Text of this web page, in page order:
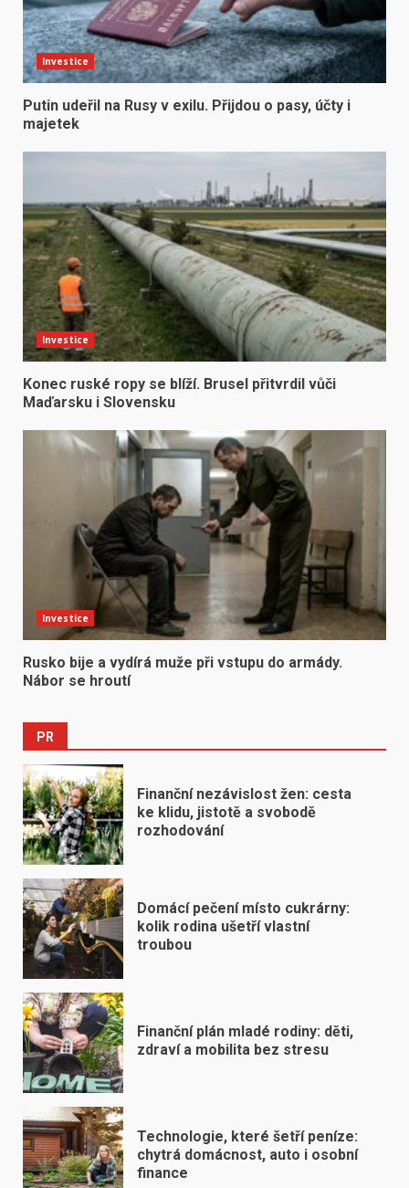
Investice
Putin udeřil na Rusy v exilu. Přijdou o pasy, účty i
majetek
Investice
Konec ruské ropy se blíží. Brusel přitvrdil vůči
Maďarsku i Slovensku
Investice
Rusko bije a vydírá muže při vstupu do armády.
Nábor se hroutí
PR
Finanční nezávislost žen: cesta
ke klidu, jistotě a svobodě
rozhodování
Domácí pečení místo cukrárny:
kolik rodina ušetří vlastní
troubou
Finanční plán mladé rodiny: děti,
zdraví a mobilita bez stresu
Technologie, které šetří peníze:
chytrá domácnost, auto i osobní
finance